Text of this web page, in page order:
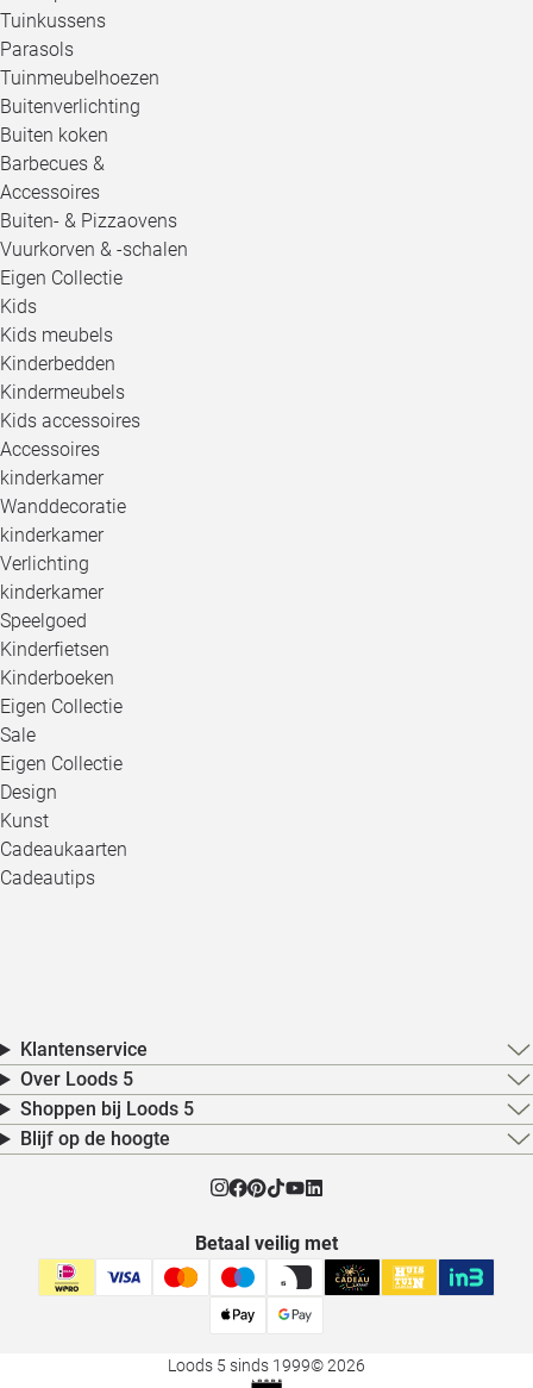
Tuinkussens
Parasols
Tuinmeubelhoezen
Buitenverlichting
Buiten koken
Barbecues &
Accessoires
Buiten- & Pizzaovens
Vuurkorven & -schalen
Eigen Collectie
Kids
Kids meubels
Kinderbedden
Kindermeubels
Kids accessoires
Accessoires
kinderkamer
Wanddecoratie
kinderkamer
Verlichting
kinderkamer
Speelgoed
Kinderfietsen
Kinderboeken
Eigen Collectie
Sale
Eigen Collectie
Design
Kunst
Cadeaukaarten
Cadeautips
Klantenservice
Over Loods 5
Shoppen bij Loods 5
Blijf op de hoogte
Betaal veilig met
Loods 5 sinds 1999© 2026